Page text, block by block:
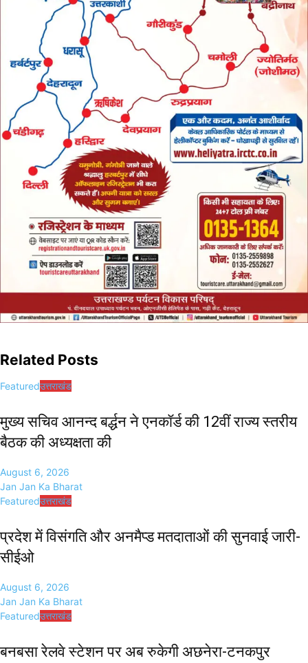
Related Posts
Featuredउत्तराखंड
मुख्य सचिव आनन्द बर्द्धन ने एनकॉर्ड की 12वीं राज्य स्तरीय
बैठक की अध्यक्षता की
August 6, 2026
Jan Jan Ka Bharat
Featuredउत्तराखंड
प्रदेश में विसंगति और अनमैप्ड मतदाताओं की सुनवाई जारी-
सीईओ
August 6, 2026
Jan Jan Ka Bharat
Featuredउत्तराखंड
बनबसा रेलवे स्टेशन पर अब रुकेगी अछनेरा-टनकपुर